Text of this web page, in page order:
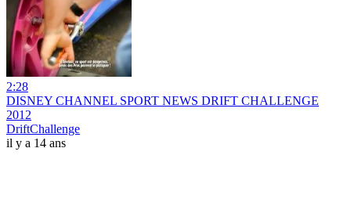
2:28
DISNEY CHANNEL SPORT NEWS DRIFT CHALLENGE
2012
DriftChallenge
il y a 14 ans